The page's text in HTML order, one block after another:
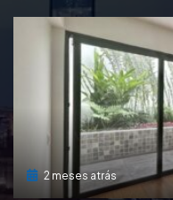
2 meses atrás